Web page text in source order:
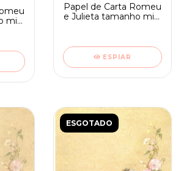
mini
Papel de Carta Romeu
e Julieta tamanho mini
ESPIAR
ESGOTADO